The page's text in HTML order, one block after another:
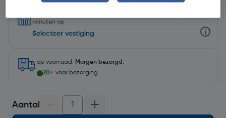
minuten op
Selecteer vestiging
op voorraad. Morgen bezorgd .
20+ voor bezorging
Aantal